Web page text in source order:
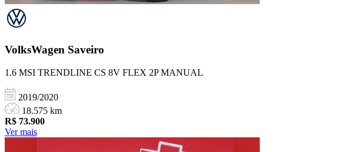
VolksWagen Saveiro
1.6 MSI TRENDLINE CS 8V FLEX 2P MANUAL
2019/2020
18.575 km
R$ 73.900
Ver mais